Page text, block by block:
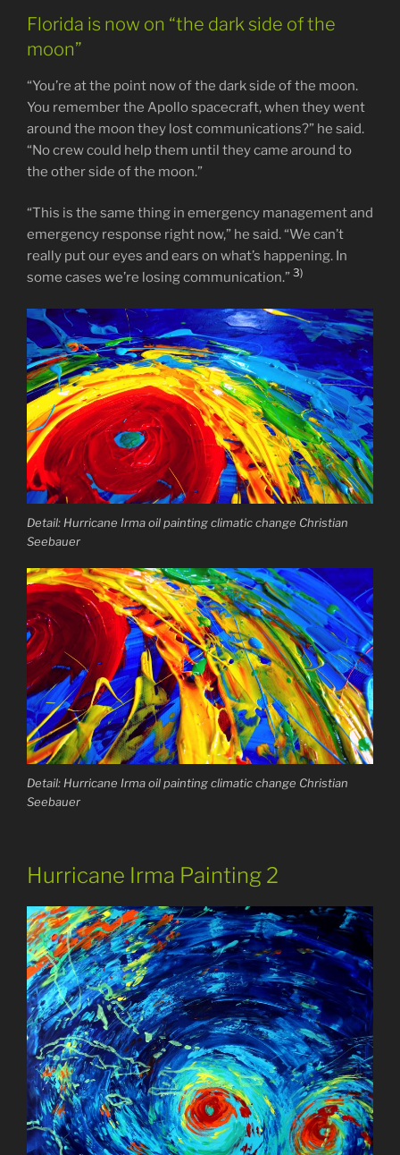
Florida is now on “the dark side of the
moon”
“You’re at the point now of the dark side of the moon.
You remember the Apollo spacecraft, when they went
around the moon they lost communications?” he said.
“No crew could help them until they came around to
the other side of the moon.”
“This is the same thing in emergency management and
emergency response right now,” he said. “We can’t
really put our eyes and ears on what’s happening. In
some cases we’re losing communication.” 3)
Detail: Hurricane Irma oil painting climatic change Christian
Seebauer
Detail: Hurricane Irma oil painting climatic change Christian
Seebauer
Hurricane Irma Painting 2